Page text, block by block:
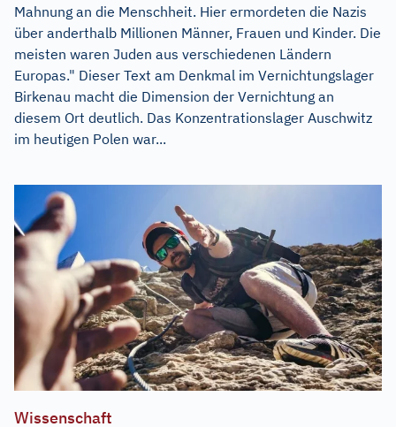
Mahnung an die Menschheit. Hier ermordeten die Nazis
über anderthalb Millionen Männer, Frauen und Kinder. Die
meisten waren Juden aus verschiedenen Ländern
Europas." Dieser Text am Denkmal im Vernichtungslager
Birkenau macht die Dimension der Vernichtung an
diesem Ort deutlich. Das Konzentrationslager Auschwitz
im heutigen Polen war...
Wissenschaft